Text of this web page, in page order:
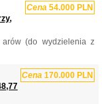
Cena 54.000 PLN
(do wydzielenia z
Cena 170.000 PLN